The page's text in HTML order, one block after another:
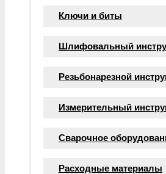
Ключи и биты
Шлифовальный
Резьбонарезной
Измерительный
Сварочное
Расходные материалы